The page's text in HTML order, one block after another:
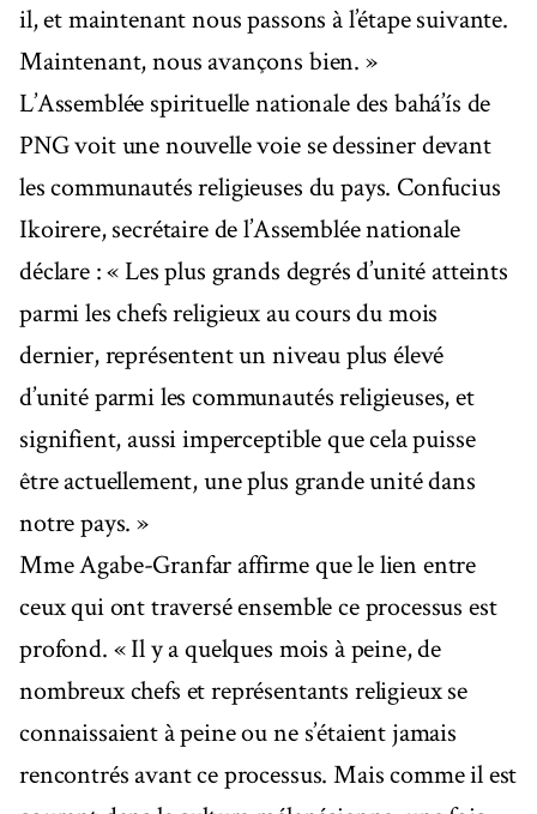
il, et maintenant nous passons à l’étape suivante.
Maintenant, nous avançons bien. »
L’Assemblée spirituelle nationale des bahá’ís de
PNG voit une nouvelle voie se dessiner devant
les communautés religieuses du pays. Confucius
Ikoirere, secrétaire de l’Assemblée nationale
déclare : « Les plus grands degrés d’unité atteints
parmi les chefs religieux au cours du mois
dernier, représentent un niveau plus élevé
d’unité parmi les communautés religieuses, et
signifient, aussi imperceptible que cela puisse
être actuellement, une plus grande unité dans
notre pays. »
Mme Agabe-Granfar affirme que le lien entre
ceux qui ont traversé ensemble ce processus est
profond. « Il y a quelques mois à peine, de
nombreux chefs et représentants religieux se
connaissaient à peine ou ne s’étaient jamais
rencontrés avant ce processus. Mais comme il est